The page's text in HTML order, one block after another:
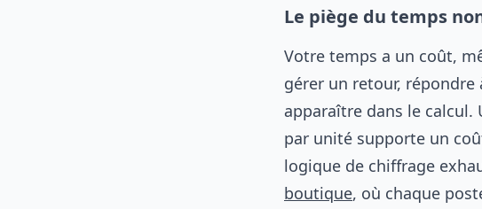
Le piège du temps
Votre temps a un coût,
gérer un retour,
apparaître dans le
par unité supporte un
logique de chiffrage
boutique, où chaque